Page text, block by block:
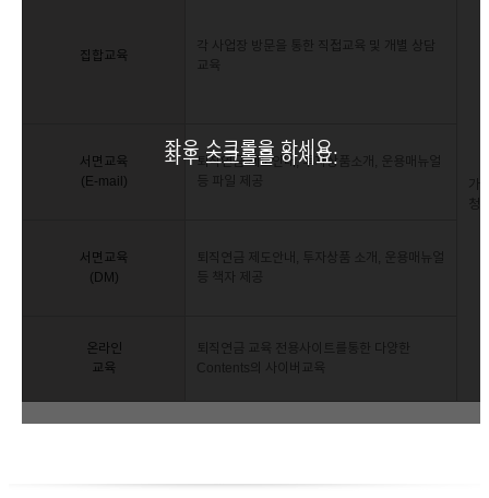
집합교육
각 사업장 방문을 통한 직접교육 및 개별 상담
교육
서면교육
(E-mail)
퇴직연금 제도안내, 투자상품소개, 운용매뉴얼
등 파일 제공
서면교육
(DM)
퇴직연금 제도안내, 투자상품 소개, 운용매뉴얼
등 책자 제공
온라인
교육
퇴직연금 교육 전용사이트를통한 다양한
Contents의 사이버교육
좌우 스크롤을 하세요.
좌우 스크롤을 하세요.